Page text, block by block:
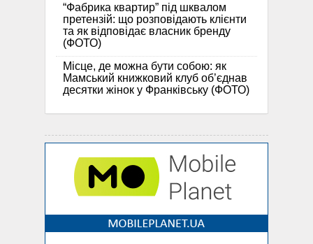
“Фабрика квартир” під шквалом
претензій: що розповідають клієнти
та як відповідає власник бренду
(ФОТО)
Місце, де можна бути собою: як
Мамський книжковий клуб об’єднав
десятки жінок у Франківську (ФОТО)